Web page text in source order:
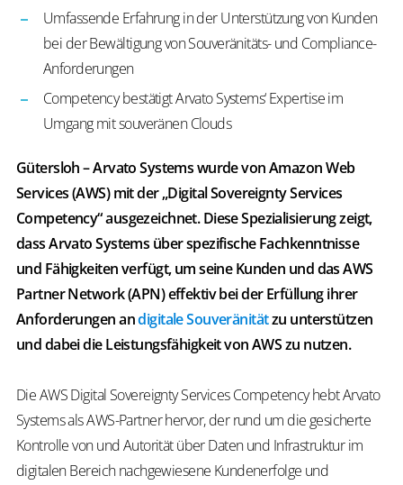
Umfassende Erfahrung in der Unterstützung von Kunden
bei der Bewältigung von Souveränitäts- und Compliance-
Anforderungen
Competency bestätigt Arvato Systems‘ Expertise im
Umgang mit souveränen Clouds
Gütersloh – Arvato Systems wurde von Amazon Web
Services (AWS) mit der „Digital Sovereignty Services
Competency“ ausgezeichnet. Diese Spezialisierung zeigt,
dass Arvato Systems über spezifische Fachkenntnisse
und Fähigkeiten verfügt, um seine Kunden und das AWS
Partner Network (APN) effektiv bei der Erfüllung ihrer
Anforderungen andigitale Souveränitätzu unterstützen
und dabei die Leistungsfähigkeit von AWS zu nutzen.
Die AWS Digital Sovereignty Services Competency hebt Arvato
Systems als AWS-Partner hervor, der rund um die gesicherte
Kontrolle von und Autorität über Daten und Infrastruktur im
digitalen Bereich nachgewiesene Kundenerfolge und